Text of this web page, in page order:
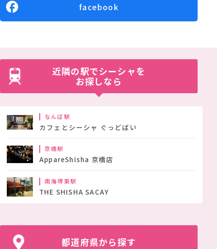
facebook
近隣の駅でシーシャを
お探しなら
なんば駅
カフェとシーシャ ぐっどばい
京橋駅
AppareShisha 京橋店
南海堺東駅
THE SHISHA SACAY
都道府県から探す